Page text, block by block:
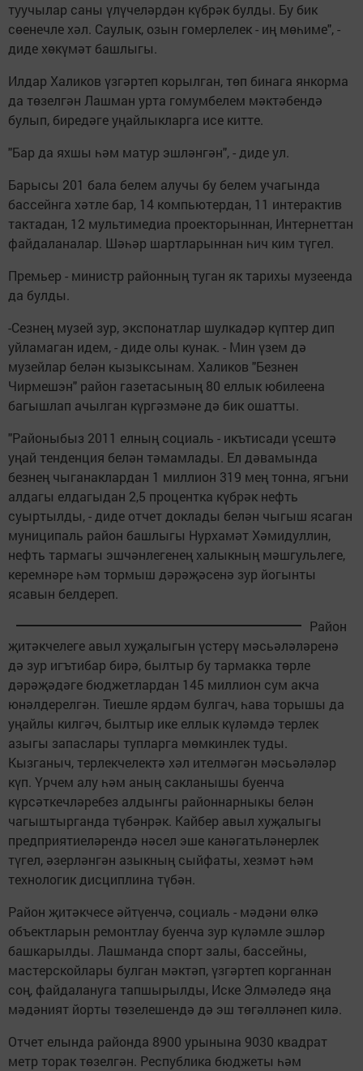
туучылар саны үлүчеләрдән күбрәк булды. Бу бик
сөенечле хәл. Саулык, озын гомерлелек - иң мөһиме", -
диде хөкүмәт башлыгы.
Илдар Халиков үзгәртеп корылган, төп бинага янкорма
да төзелгән Лашман урта гомумбелем мәктәбендә
булып, биредәге уңайлыкларга исе китте.
"Бар да яхшы һәм матур эшләнгән", - диде ул.
Барысы 201 бала белем алучы бу белем учагында
бассейнга хәтле бар, 14 компьютердан, 11 интерактив
тактадан, 12 мультимедиа проекторыннан, Интернеттан
файдаланалар. Шәһәр шартларыннан һич ким түгел.
Премьер - министр районның туган як тарихы музеенда
да булды.
-Сезнең музей зур, экспонатлар шулкадәр күптер дип
уйламаган идем, - диде олы кунак. - Мин үзем дә
музейлар белән кызыксынам. Халиков "Безнен
Чирмешэн" район газетасының 80 еллык юбилеена
багышлап ачылган күргәзмәне дә бик ошатты.
"Районыбыз 2011 елның социаль - икътисади үсештә
уңай тенденция белән тәмамлады. Ел дәвамында
безнең чыганаклардан 1 миллион 319 мең тонна, ягъни
алдагы елдагыдан 2,5 процентка күбрәк нефть
суыртылды, - диде отчет доклады белән чыгыш ясаган
муниципаль район башлыгы Нурхамәт Хәмидуллин,
нефть тармагы эшчәнлегенең халыкның мәшгульлеге,
керемнәре һәм тормыш дәрәҗәсенә зур йогынты
ясавын белдереп.
Район
җитәкчелеге авыл хуҗалыгын үстерү мәсьәләләренә
дә зур игътибар бирә, былтыр бу тармакка төрле
дәрәҗәдәге бюджетлардан 145 миллион сум акча
юнәлдерелгән. Тиешле ярдәм булгач, һава торышы да
уңайлы килгәч, былтыр ике еллык күләмдә терлек
азыгы запаслары тупларга мөмкинлек туды.
Кызганыч, терлекчелектә хәл ителмәгән мәсьәләләр
күп. Үрчем алу һәм аның сакланышы буенча
күрсәткечләребез алдынгы районнарныкы белән
чагыштырганда түбәнрәк. Кайбер авыл хуҗалыгы
предприятиеләрендә нәсел эше канәгатьләнерлек
түгел, әзерләнгән азыкның сыйфаты, хезмәт һәм
технологик дисциплина түбән.
Район җитәкчесе әйтүенчә, социаль - мәдәни өлкә
объектларын ремонтлау буенча зур күләмле эшләр
башкарылды. Лашманда спорт залы, бассейны,
мастерскойлары булган мәктәп, үзгәртеп корганнан
соң, файдалануга тапшырылды, Иске Элмәледә яңа
мәдәният йорты төзелешендә дә эш төгәлләнеп килә.
Отчет елында районда 8900 урынына 9030 квадрат
метр торак төзелгән. Республика бюджеты һәм